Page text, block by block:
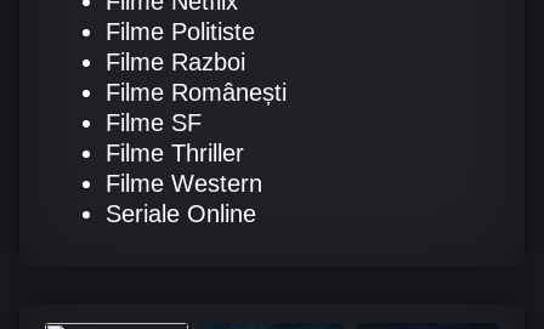
Filme Politiste
Filme Razboi
Filme Românești
Filme SF
Filme Thriller
Filme Western
Seriale Online